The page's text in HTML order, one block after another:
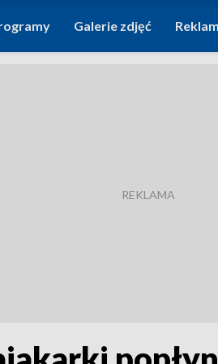
Galerie zdjęć